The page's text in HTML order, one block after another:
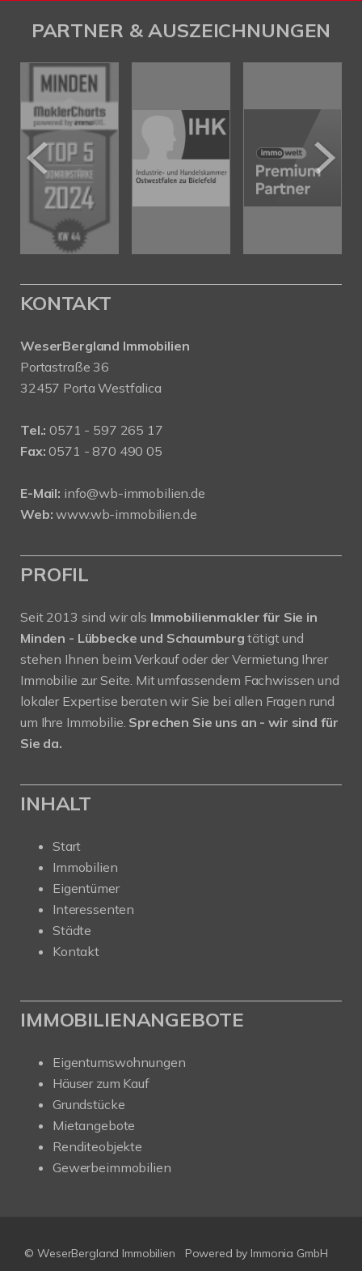
PARTNER & AUSZEICHNUNGEN
KONTAKT
WeserBergland Immobilien
Portastraße 36
32457 Porta Westfalica
Tel.: 0571 - 597 265 17
Fax: 0571 - 870 490 05
E-Mail: info@wb-immobilien.de
Web: www.wb-immobilien.de
PROFIL
Seit 2013 sind wir als Immobilienmakler für Sie in
Minden - Lübbecke und Schaumburgtätigt und
stehen Ihnen beim Verkauf oder der Vermietung Ihrer
Immobilie zur Seite. Mit umfassendem Fachwissen und
lokaler Expertise beraten wir Sie bei allen Fragen rund
um Ihre Immobilie. Sprechen Sie uns an - wir sind für
Sie da.
INHALT
Start
Immobilien
Eigentümer
Interessenten
Städte
Kontakt
IMMOBILIENANGEBOTE
Eigentumswohnungen
Häuser zum Kauf
Grundstücke
Mietangebote
Renditeobjekte
Gewerbeimmobilien
© WeserBergland Immobilien Powered by Immonia GmbH